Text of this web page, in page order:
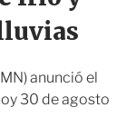
anunció el
30 de agosto